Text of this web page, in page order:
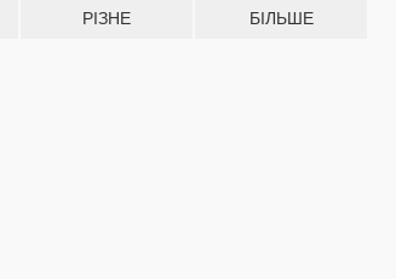
РІЗНЕ БІЛЬШЕ